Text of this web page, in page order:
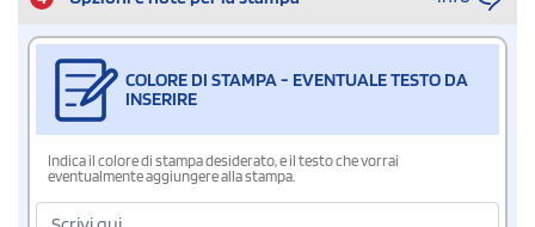
COLORE DI STAMPA - EVENTUALE TESTO DA
INSERIRE
Indica il colore di stampa desiderato, e il testo che vorrai
eventualmente aggiungere alla stampa.